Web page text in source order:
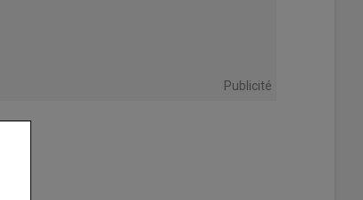
Publicité